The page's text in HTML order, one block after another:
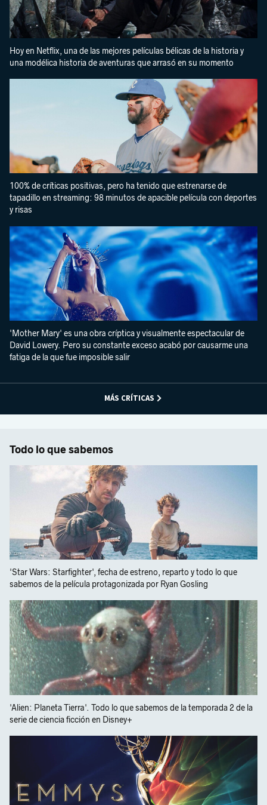
Hoy en Netflix, una de las mejores películas bélicas de la historia y
una modélica historia de aventuras que arrasó en su momento
100% de críticas positivas, pero ha tenido que estrenarse de
tapadillo en streaming: 98 minutos de apacible película con deportes
y risas
'Mother Mary' es una obra críptica y visualmente espectacular de
David Lowery. Pero su constante exceso acabó por causarme una
fatiga de la que fue imposible salir
MÁS CRÍTICAS
Todo lo que sabemos
'Star Wars: Starfighter', fecha de estreno, reparto y todo lo que
sabemos de la película protagonizada por Ryan Gosling
'Alien: Planeta Tierra'. Todo lo que sabemos de la temporada 2 de la
serie de ciencia ficción en Disney+